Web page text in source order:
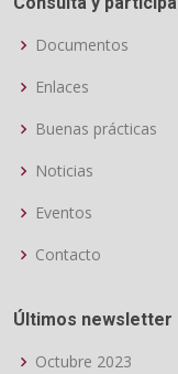
Documentos
Enlaces
Buenas prácticas
Noticias
Eventos
Contacto
Últimos newsletter
Octubre 2023